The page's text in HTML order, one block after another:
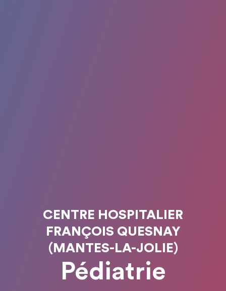
CENTRE HOSPITALIER
FRANÇOIS QUESNAY
(MANTES-LA-JOLIE)
Pédiatrie